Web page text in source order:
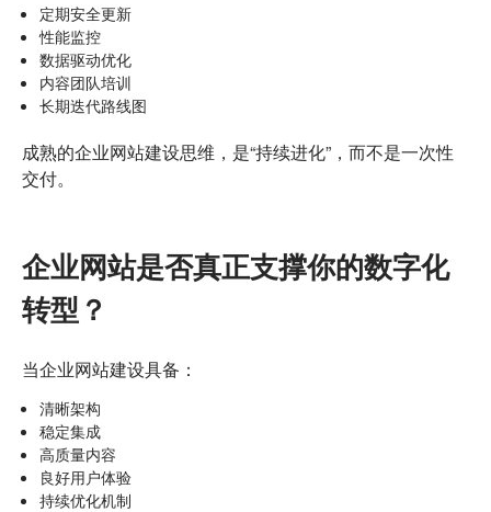
定期安全更新
性能监控
数据驱动优化
内容团队培训
长期迭代路线图
成熟的企业网站建设思维，是“持续进化”，而不是一次性
交付。
企业网站是否真正支撑你的数字化
转型？
当企业网站建设具备：
清晰架构
稳定集成
高质量内容
良好用户体验
持续优化机制